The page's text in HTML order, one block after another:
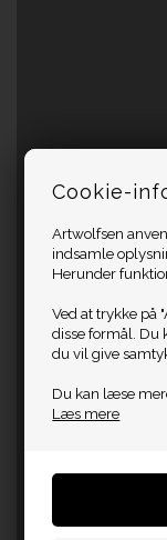
Cookie-
Artwolfsen
indsamle
Herunder
Ved at trykke på
disse formål. Du
du vil give
Du kan læse
Læs mere